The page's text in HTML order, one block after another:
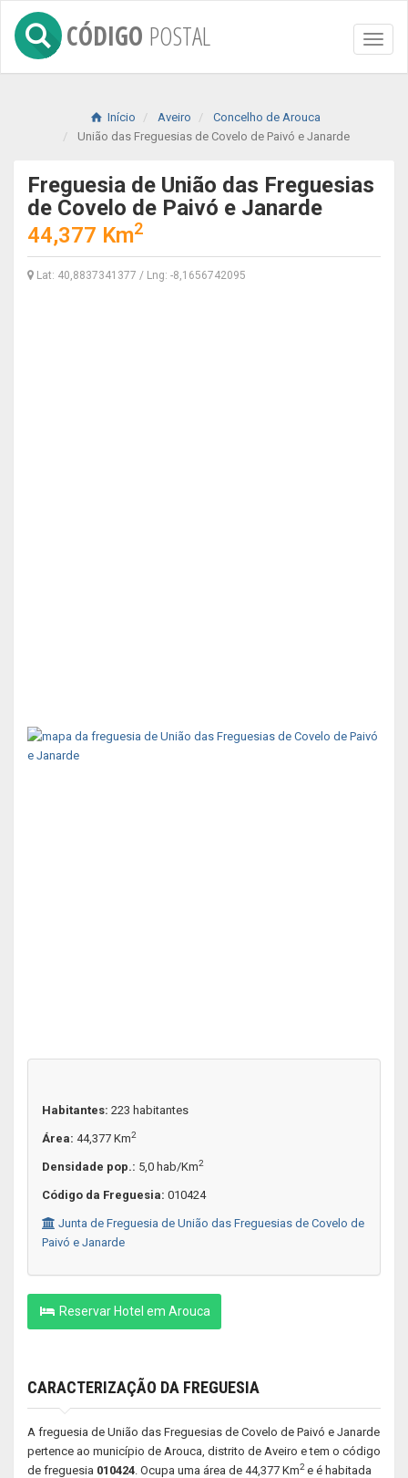
Toggle
CÓDIGO POSTAL
Início Aveiro
Concelho de Arouca
União das Freguesias de Covelo de Paivó e Janarde
Freguesia de União das Freguesias
de Covelo de Paivó e Janarde
44,377 Km2
Lat: 40,8837341377 / Lng: -8,1656742095
Habitantes: 223 habitantes
Área: 44,377 Km2
Densidade pop.: 5,0 hab/Km2
Código da Freguesia: 010424
Junta de Freguesia de União das Freguesias de Covelo de
Paivó e Janarde
Reservar Hotel em Arouca
CARACTERIZAÇÃO DA FREGUESIA
A freguesia de União das Freguesias de Covelo de Paivó e Janarde
pertence ao município de Arouca, distrito de Aveiro e tem o código
de freguesia 010424. Ocupa uma área de 44,377 Km2e é habitada